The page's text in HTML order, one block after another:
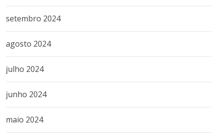
setembro 2024
agosto 2024
julho 2024
junho 2024
maio 2024